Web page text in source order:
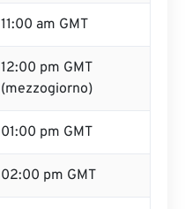
11:00 am GMT
12:00 pm GMT
(mezzogiorno)
01:00 pm GMT
02:00 pm GMT